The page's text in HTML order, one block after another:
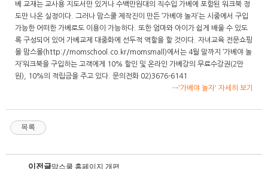
베 교재는 교사용 지도서만 있거나 수백만원대의 직수입 가베에 포함된 워크북 정
도만 나온 실정이다. 그러나 맘스쿨 제작진이 만든 ‘가베야 놀자’는 시중에서 구입
가능한 어떠한 가베로도 이용이 가능하다. 또한 엄마와 아이가 쉽게 배울 수 있도
록 구성되어 있어 가베교제 대중화에 선두적 역할을 할 것이다. 자녀교육 전문쇼핑
몰 맘스몰(http://momschool.co.kr/momsmall)에서는 4월 말까지 ‘가베야 놀
자’워크북을 구입하는 고객에게 10% 할인 및 온라인 가베강의 무료수강권(2만
원), 10%의 적립금을 주고 있다. 문의전화 02)3676-6141
→'가베야 놀자' 자세히 보기
목록
이전글맘스쿨 홈페이지 개편